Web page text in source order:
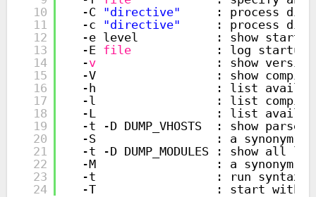
10
11
12
13
14
15
16
17
18
19
20
21
22
23
24
-C
"directive"
: process
-c
"directive"
: process
-e level           : show
-E file
: log
-v
: show version
-V                 : show
-h                 : list
-l                 : list
-L                 : list
-t -D DUMP_VHOSTS  : show
-S                 : a synonym
-t -D DUMP_MODULES : show all
-M                 : a synonym
-t                 : run syntax
-T                 : start